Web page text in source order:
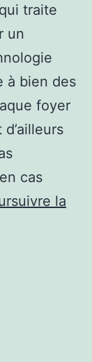
traite
un
à bien des
foyer
cas
la